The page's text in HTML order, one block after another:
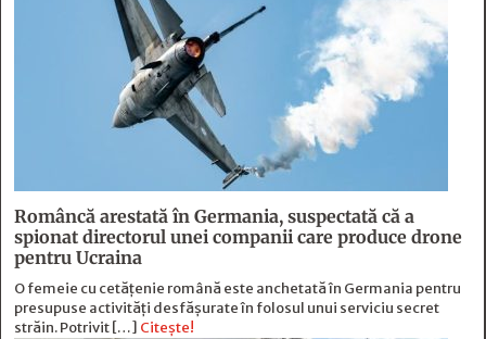
Româncă arestată în Germania, suspectată că a
spionat directorul unei companii care produce drone
pentru Ucraina
O femeie cu cetățenie română este anchetată în Germania pentru
presupuse activități desfășurate în folosul unui serviciu secret
străin. Potrivit […] Citește!